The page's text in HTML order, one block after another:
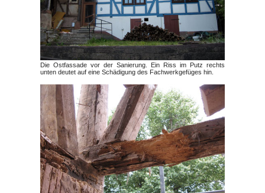
Die Ostfassade vor der Sanierung. Ein Riss im Putz rechts
unten deutet auf eine Schädigung des Fachwerkgefüges hin.